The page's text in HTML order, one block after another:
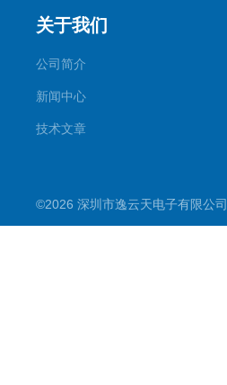
关于我们
公司简介
新闻中心
技术文章
©2026 深圳市逸云天电子有限